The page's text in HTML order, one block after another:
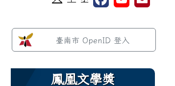
左邊區域內容
臺南市 OpenID 登入
鳳凰文學獎